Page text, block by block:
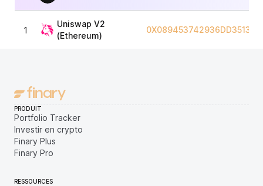
1
Uniswap V2
(Ethereum)
PRODUIT
Portfolio Tracker
Investir en crypto
Finary Plus
Finary Pro
RESSOURCES